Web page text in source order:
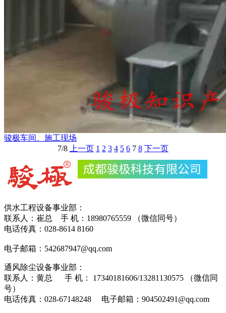
骏极车间、施工现场
7/8
上一页 1 2 3 4 5 6 7 8 下一页
供水工程设备事业部：
联系人：崔总 手 机：18980765559 （微信同号）
电话传真：028-8614 8160
电子邮箱：542687947@qq.com
通风除尘设备事业部：
联系人：黄总 手 机： 17340181606/13281130575 （微信同
号）
电话传真：028-67148248 电子邮箱：904502491@qq.com